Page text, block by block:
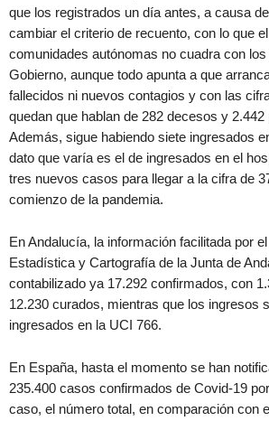
que los registrados un día antes, a causa
cambiar el criterio de recuento, con lo que
comunidades autónomas no cuadra con
Gobierno, aunque todo apunta a que
fallecidos ni nuevos contagios y con las
quedan que hablan de 282 decesos y
Además, sigue habiendo siete ingresados
dato que varía es el de ingresados en el
tres nuevos casos para llegar a la cifra de
comienzo de la pandemia.
En Andalucía, la información facilitada por
Estadística y Cartografía de la Junta de
contabilizado ya 17.292 confirmados, con
12.230 curados, mientras que los ingresos
ingresados en la UCI 766.
En España, hasta el momento se han
235.400 casos confirmados de Covid-19
caso, el número total, en comparación con